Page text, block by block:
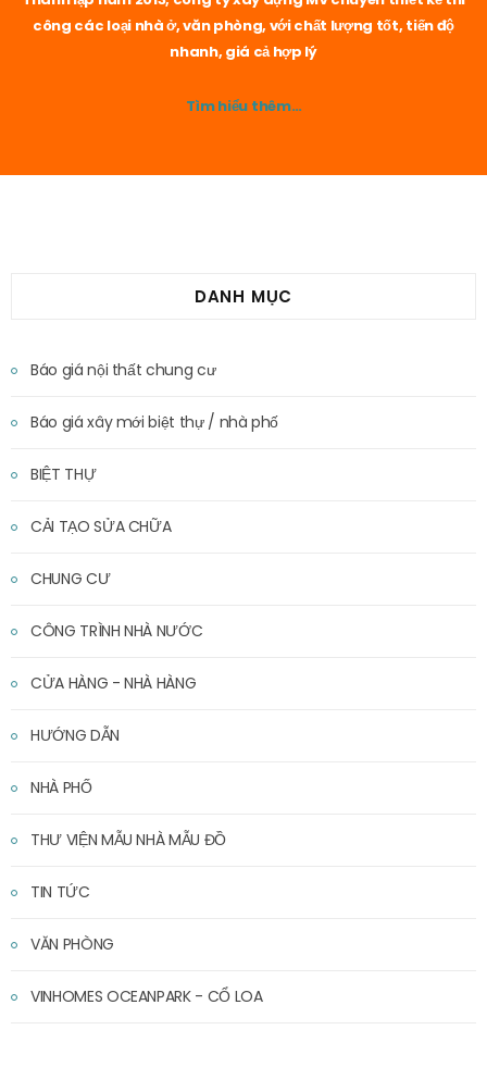
công các loại nhà ở, văn phòng, với chất lượng tốt, tiến độ
nhanh, giá cả hợp lý
Tìm hiểu thêm…
DANH MỤC
Báo giá nội thất chung cư
Báo giá xây mới biệt thự / nhà phố
BIỆT THỰ
CẢI TẠO SỬA CHỮA
CHUNG CƯ
CÔNG TRÌNH NHÀ NƯỚC
CỬA HÀNG - NHÀ HÀNG
HƯỚNG DẪN
NHÀ PHỐ
THƯ VIỆN MẪU NHÀ MẪU ĐỒ
TIN TỨC
VĂN PHÒNG
VINHOMES OCEANPARK - CỔ LOA